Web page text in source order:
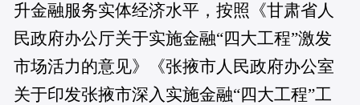
升金融服务实体经济水平，按照《甘肃省人
民政府办公厅关于实施金融“四大工程”激发
市场活力的意见》《张掖市人民政府办公室
关于印发张掖市深入实施金融“四大工程”工